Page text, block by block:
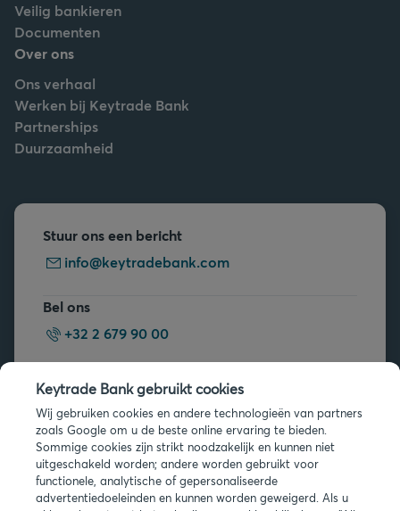
Veilig bankieren
Documenten
Over ons
Ons verhaal
Werken bij Keytrade Bank
Partnerships
Duurzaamheid
Stuur ons een bericht
info@keytradebank.com
Bel ons
+32 2 679 90 00
Veelgestelde vragen
Keytrade Bank gebruikt cookies
Wij gebruiken cookies en andere technologieën van partners
zoals Google om u de beste online ervaring te bieden.
Sommige cookies zijn strikt noodzakelijk en kunnen niet
uitgeschakeld worden; andere worden gebruikt voor
functionele, analytische of gepersonaliseerde
advertentiedoeleinden en kunnen worden geweigerd. Als u